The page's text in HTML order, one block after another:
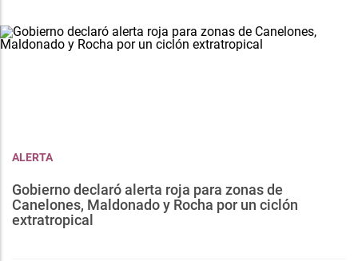
ALERTA
Gobierno declaró alerta roja para zonas de
Canelones, Maldonado y Rocha por un ciclón
extratropical